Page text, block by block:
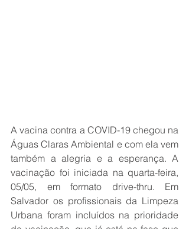
A vacina contra a COVID-19 chegou na
Águas Claras Ambiental e com ela vem
também a alegria e a esperança. A
vacinação foi iniciada na quarta-feira,
05/05, em formato drive-thru. Em
Salvador os profissionais da Limpeza
Urbana foram incluídos na prioridade